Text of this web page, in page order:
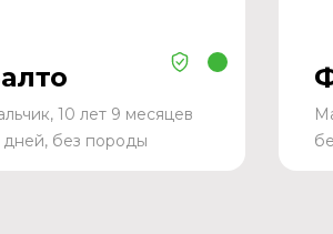
10 лет 9 месяцев
дней, без породы